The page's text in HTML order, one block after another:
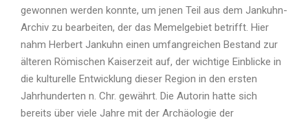
gewonnen werden konnte, um jenen Teil aus dem Jankuhn-
Archiv zu bearbeiten, der das Memelgebiet betrifft. Hier
nahm Herbert Jankuhn einen umfangreichen Bestand zur
älteren Römischen Kaiserzeit auf, der wichtige Einblicke in
die kulturelle Entwicklung dieser Region in den ersten
Jahrhunderten n. Chr. gewährt. Die Autorin hatte sich
bereits über viele Jahre mit der Archäologie der